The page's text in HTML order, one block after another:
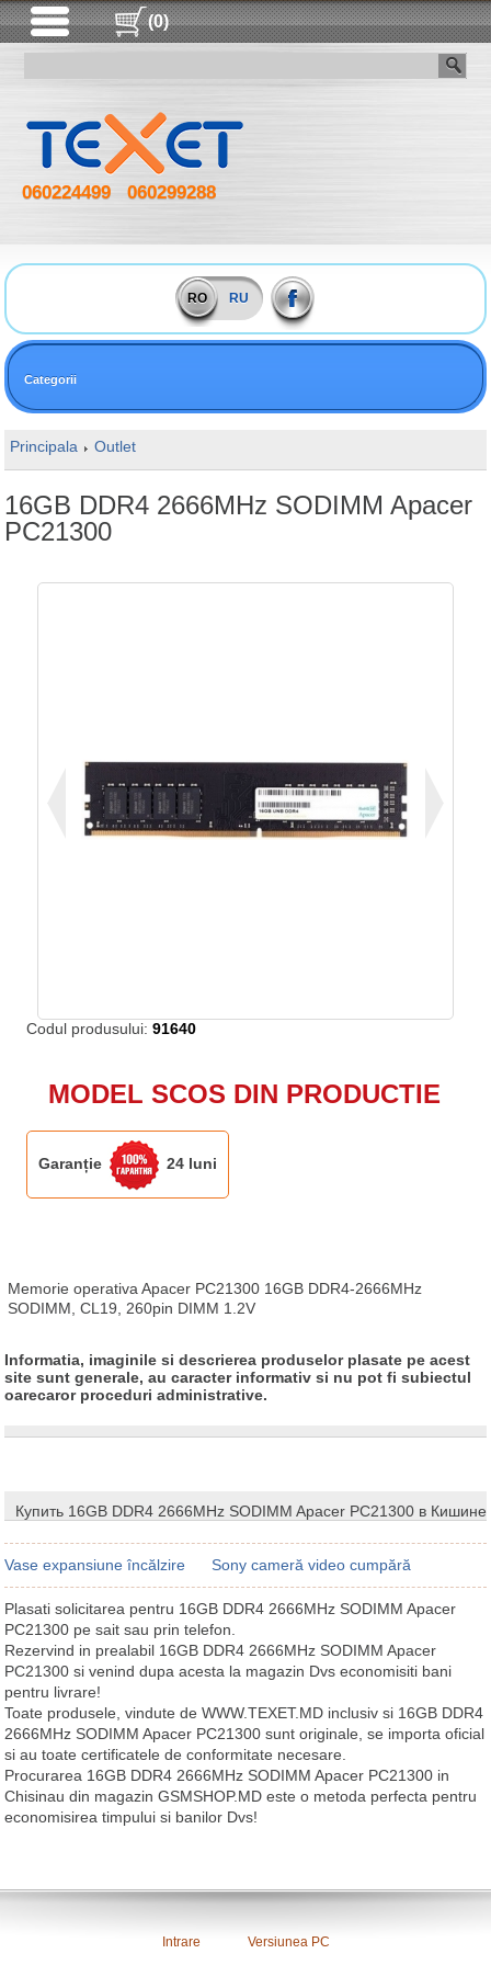
(0)
060224499 060299288
RO RU
Categorii
Principala Outlet
16GB DDR4 2666MHz SODIMM Apacer
PC21300
Codul produsului:91640
MODEL SCOS DIN PRODUCTIE
Garanție 24 luni
Memorie operativa Apacer PC21300 16GB DDR4-2666MHz
SODIMM, CL19, 260pin DIMM 1.2V
Informatia, imaginile si descrierea produselor plasate pe acest
site sunt generale, au caracter informativ si nu pot fi subiectul
oarecaror proceduri administrative.
Купить 16GB DDR4 2666MHz SODIMM Apacer PC21300 в
Vase expansiune încălzire Sony cameră video cumpără
Plasati solicitarea pentru 16GB DDR4 2666MHz SODIMM Apacer
PC21300 pe sait sau prin telefon.
Rezervind in prealabil 16GB DDR4 2666MHz SODIMM Apacer
PC21300 si venind dupa acesta la magazin Dvs economisiti bani
pentru livrare!
Toate produsele, vindute de WWW.TEXET.MD inclusiv si 16GB DDR4
2666MHz SODIMM Apacer PC21300 sunt originale, se importa oficial
si au toate certificatele de conformitate necesare.
Procurarea 16GB DDR4 2666MHz SODIMM Apacer PC21300 in
Chisinau din magazin GSMSHOP.MD este o metoda perfecta pentru
economisirea timpului si banilor Dvs!
Intrare Versiunea PC